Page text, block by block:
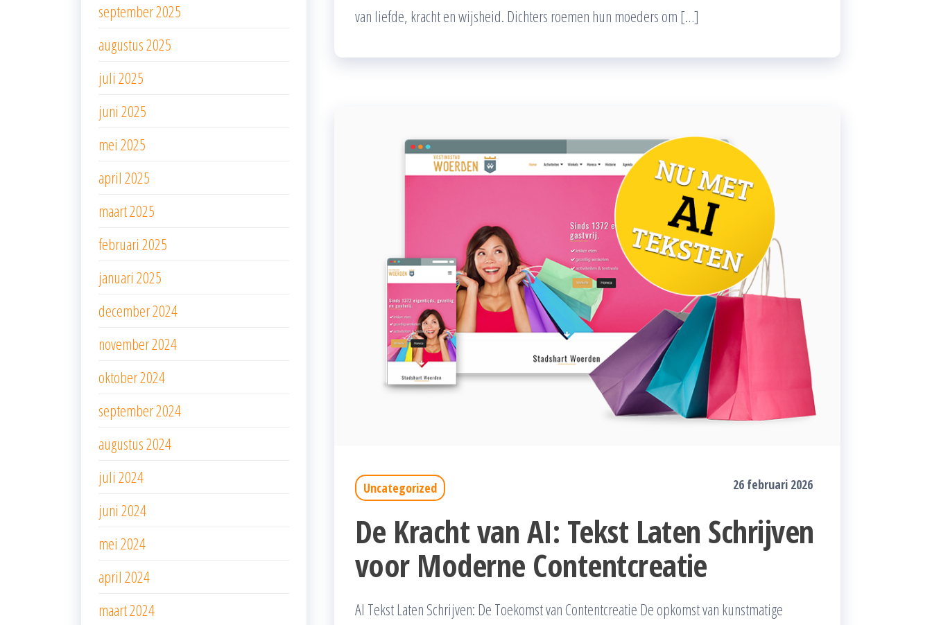
van liefde, kracht en wijsheid. Dichters roemen hun moeders om […]
Uncategorized 26 februari 2026
De Kracht van AI: Tekst Laten Schrijven
voor Moderne Contentcreatie
AI Tekst Laten Schrijven: De Toekomst van Contentcreatie De opkomst van kunstmatige
september 2025
augustus 2025
juli 2025
juni 2025
mei 2025
april 2025
maart 2025
februari 2025
januari 2025
december 2024
november 2024
oktober 2024
september 2024
augustus 2024
juli 2024
juni 2024
mei 2024
april 2024
maart 2024